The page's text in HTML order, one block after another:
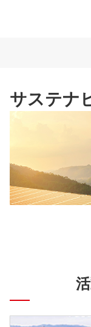
サステナ